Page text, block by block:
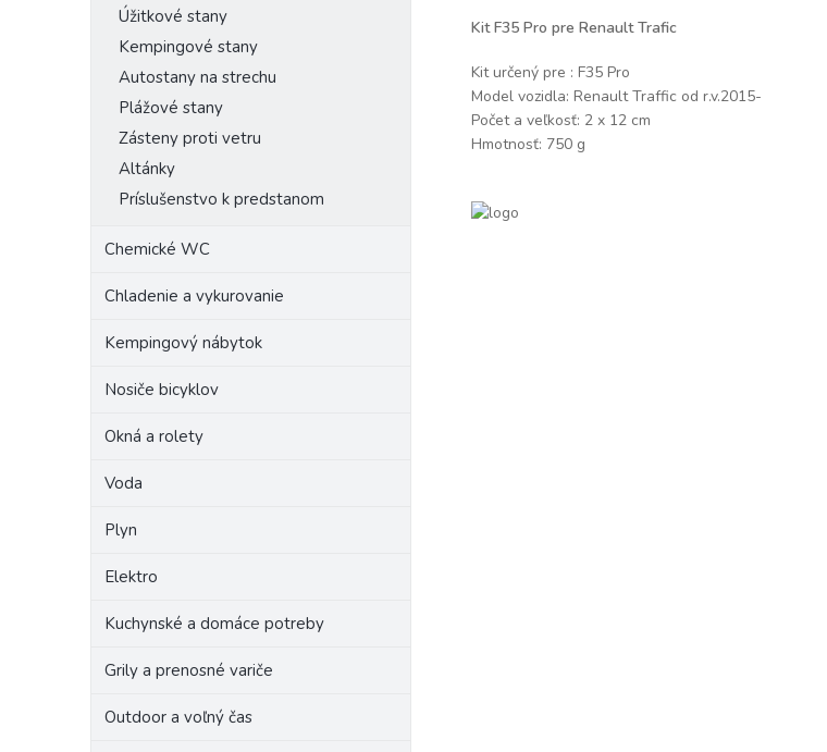
Úžitkové stany
Kempingové stany
Autostany na strechu
Plážové stany
Zásteny proti vetru
Altánky
Príslušenstvo k predstanom
Chemické WC
Chladenie a vykurovanie
Kempingový nábytok
Nosiče bicyklov
Okná a rolety
Voda
Plyn
Elektro
Kuchynské a domáce potreby
Grily a prenosné variče
Outdoor a voľný čas
Kit F35 Pro pre Renault Trafic
Kit určený pre : F35 Pro
Model vozidla: Renault Traffic od r.v.2015-
Počet a veľkosť: 2 x 12 cm
Hmotnosť: 750 g